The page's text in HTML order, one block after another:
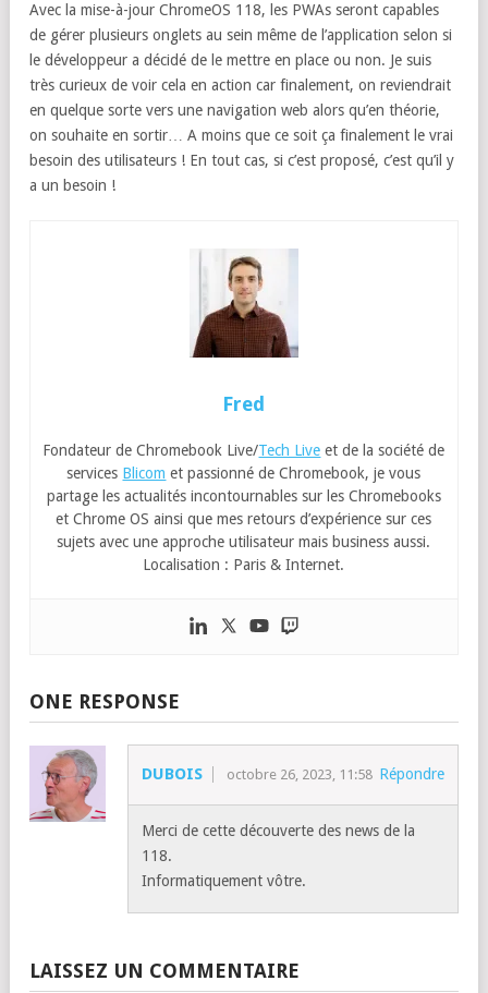
Avec la mise-à-jour ChromeOS 118, les PWAs seront capables
de gérer plusieurs onglets au sein même de l’application selon si
le développeur a décidé de le mettre en place ou non. Je suis
très curieux de voir cela en action car finalement, on reviendrait
en quelque sorte vers une navigation web alors qu’en théorie,
on souhaite en sortir… A moins que ce soit ça finalement le vrai
besoin des utilisateurs ! En tout cas, si c’est proposé, c’est qu’il y
a un besoin !
Fred
Fondateur de Chromebook Live/Tech Live et de la société de
services Blicom et passionné de Chromebook, je vous
partage les actualités incontournables sur les Chromebooks
et Chrome OS ainsi que mes retours d’expérience sur ces
sujets avec une approche utilisateur mais business aussi.
Localisation : Paris & Internet.
ONE RESPONSE
DUBOIS octobre 26, 2023, 11:58 Répondre
Merci de cette découverte des news de la
118.
Informatiquement vôtre.
LAISSEZ UN COMMENTAIRE